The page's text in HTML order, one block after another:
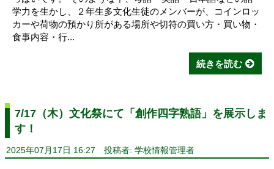
学力を生かし、２年生多文化生徒のメンバーが、コインロッ
カーや荷物の預かり所がある場所や切符の買い方・買い物・
食事内容・行...
続きを読む
7/17（木）文化祭にて「創作四字熟語」を展示しま
す！
2025年07月17日 16:27 投稿者: 学校情報管理者